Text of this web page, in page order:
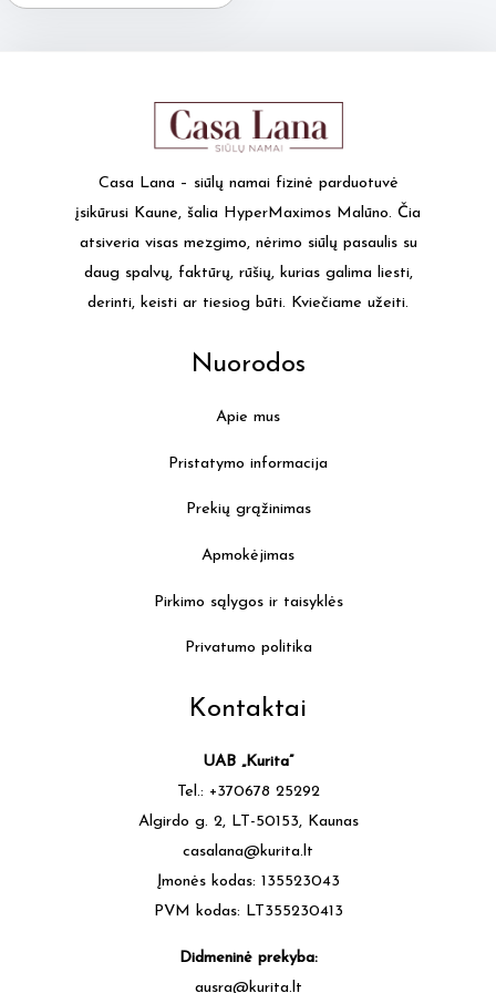
multiple
options
may
be
chosen
on
the
page
Casa Lana – siūlų namai fizinė parduotuvė
įsikūrusi Kaune, šalia HyperMaximos Malūno. Čia
atsiveria visas mezgimo, nėrimo siūlų pasaulis su
daug spalvų, faktūrų, rūšių, kurias galima liesti,
derinti, keisti ar tiesiog būti. Kviečiame užeiti.
Nuorodos
Apie mus
Pristatymo informacija
Prekių grąžinimas
Apmokėjimas
Pirkimo sąlygos ir taisyklės
Privatumo politika
Kontaktai
UAB „Kurita”
Tel.: +370678 25292
Algirdo g. 2, LT-50153, Kaunas
casalana@kurita.lt
Įmonės kodas: 135523043
PVM kodas: LT355230413
Didmeninė prekyba:
ausra@kurita.lt